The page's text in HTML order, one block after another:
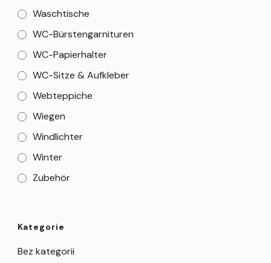
Waschtische
WC-Bürstengarnituren
WC-Papierhalter
WC-Sitze & Aufkleber
Webteppiche
Wiegen
Windlichter
Winter
Zubehör
Kategorie
Bez kategorii